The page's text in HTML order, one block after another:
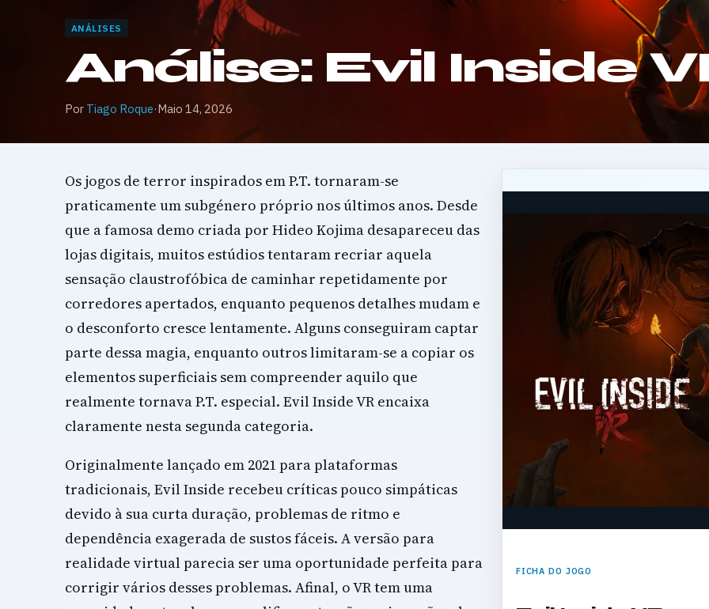
ANÁLISES
Análise: Evil Inside
Por Tiago Roque·Maio 14, 2026
FICHA DO JOGO
Os jogos de terror inspirados em P.T. tornaram-se
praticamente um subgénero próprio nos últimos anos. Desde
que a famosa demo criada por Hideo Kojima desapareceu das
lojas digitais, muitos estúdios tentaram recriar aquela
sensação claustrofóbica de caminhar repetidamente por
corredores apertados, enquanto pequenos detalhes mudam e
o desconforto cresce lentamente. Alguns conseguiram captar
parte dessa magia, enquanto outros limitaram-se a copiar os
elementos superficiais sem compreender aquilo que
realmente tornava P.T. especial. Evil Inside VR encaixa
claramente nesta segunda categoria.
Originalmente lançado em 2021 para plataformas
tradicionais, Evil Inside recebeu críticas pouco simpáticas
devido à sua curta duração, problemas de ritmo e
dependência exagerada de sustos fáceis. A versão para
realidade virtual parecia ser uma oportunidade perfeita para
corrigir vários desses problemas. Afinal, o VR tem uma